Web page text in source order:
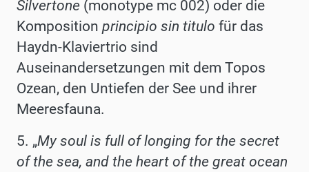
Silvertone (monotype mc 002) oder die
Komposition principio sin titulo für das
Haydn-Klaviertrio sind
Auseinandersetzungen mit dem Topos
Ozean, den Untiefen der See und ihrer
Meeresfauna.
5. „My soul is full of longing for the secret
of the sea, and the heart of the great ocean